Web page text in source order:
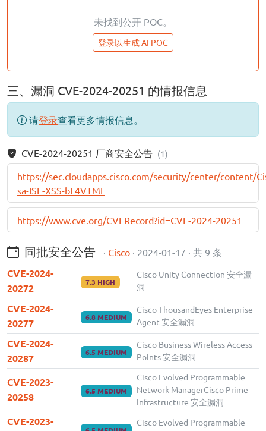
未找到公开 POC。
登录以生成 AI POC
三、漏洞 CVE-2024-20251 的情报信息
请登录查看更多情报信息。
CVE-2024-20251 厂商安全公告 (1)
https://sec.cloudapps.cisco.com/security/center/content/
sa-ISE-XSS-bL4VTML
https://www.cve.org/CVERecord?id=CVE-2024-20251
同批安全公告 · Cisco · 2024-01-17 · 共 9 条
CVE-2024-
20272
7.3 HIGH
Cisco Unity Connection 安全漏
洞
CVE-2024-
20277
6.8 MEDIUM
Cisco ThousandEyes Enterprise
Agent 安全漏洞
CVE-2024-
20287
6.5 MEDIUM
Cisco Business Wireless Access
Points 安全漏洞
CVE-2023-
20258
6.5 MEDIUM
Cisco Evolved Programmable
Network ManagerCisco Prime
Infrastructure 安全漏洞
CVE-2023-
Cisco Evolved Programmable